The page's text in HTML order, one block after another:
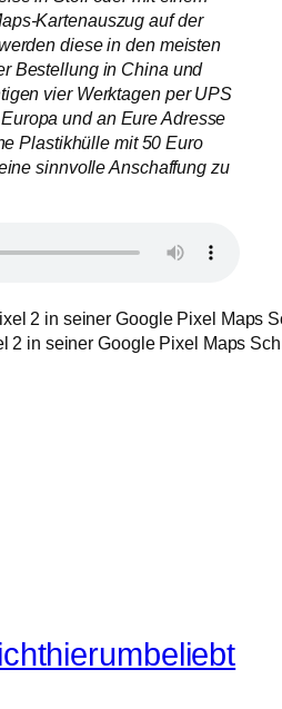
Kartenauszug auf der
diese in den meisten
Bestellung in China und
vier Werktagen per UPS
und an Eure Adresse
Plastikhülle mit 50 Euro
sinnvolle Anschaffung zu
2 in seiner Google Pixel Maps